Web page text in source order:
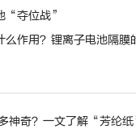
“夺位战”
么作用？锂离子电池隔膜
奇？一文了解“芳纶纸”制备工